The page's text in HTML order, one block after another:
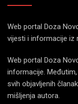
Web portal Doza
vijesti i informacije iz
Web portal Doza
informacije.
svih objavljenih
mišljenja autora.